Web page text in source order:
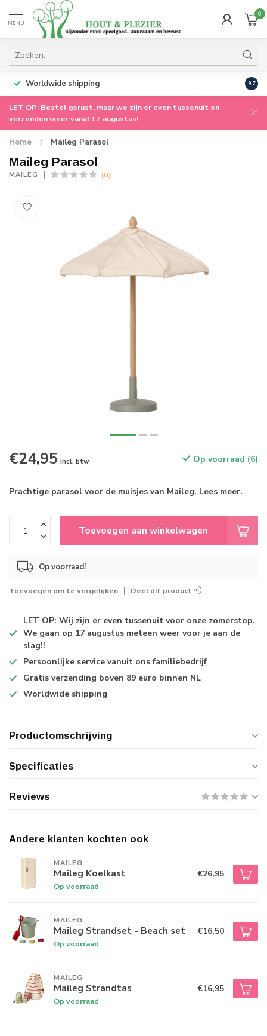
MENU
0
Worldwide shipping 9.7
LET OP: Bestel gerust, maar we zijn er even tussenuit en
verzenden weer vanaf 17 augustus!
Home / Maileg Parasol
Maileg Parasol
MAILEG (0)
€24,95 Incl. btw Op voorraad (6)
Prachtige parasol voor de muisjes van Maileg. Lees meer.
Toevoegen aan winkelwagen
Op voorraad!
Toevoegen om te vergelijken Deel dit product
LET OP: Wij zijn er even tussenuit voor onze zomerstop.
We gaan op 17 augustus meteen weer voor je aan de
slag!!
Persoonlijke service vanuit ons familiebedrijf
Gratis verzending boven 89 euro binnen NL
Worldwide shipping
Productomschrijving
Specificaties
Reviews
Andere klanten kochten ook
MAILEG
Maileg Koelkast
Op voorraad
€26,95
MAILEG
Maileg Strandset - Beach set
Op voorraad
€16,50
MAILEG
Maileg Strandtas
Op voorraad
€16,95